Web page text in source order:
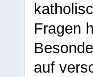
Fragen
auf